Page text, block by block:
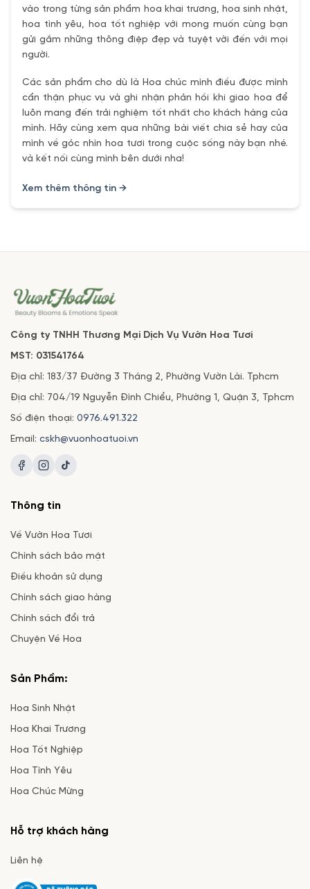
vào trong từng sản phẩm hoa khai trương, hoa sinh nhật,
hoa tình yêu, hoa tốt nghiệp với mong muốn cùng bạn
gửi gắm những thông điệp đẹp và tuyệt vời đến với mọi
người.
Các sản phẩm cho dù là Hoa chúc mình điều được mình
cẩn thận phục vụ và ghi nhận phản hồi khi giao hoa để
luôn mang đến trải nghiệm tốt nhất cho khách hàng của
mình. Hãy cùng xem qua những bài viết chia sẻ hay của
mình về góc nhìn hoa tươi trong cuộc sống này bạn nhé.
và kết nối cùng mình bên dưới nha!
Xem thêm thông tin →
Công ty TNHH Thương Mại Dịch Vụ Vườn Hoa Tươi
MST: 031541764
Địa chỉ: 183/37 Đường 3 Tháng 2, Phường Vườn Lài. Tphcm
Địa chỉ: 704/19 Nguyễn Đình Chiểu, Phường 1, Quận 3, Tphcm
Số điện thoại: 0976.491.322
Email: cskh@vuonhoatuoi.vn
Thông tin
Về Vườn Hoa Tươi
Chính sách bảo mật
Điều khoản sử dụng
Chính sách giao hàng
Chính sách đổi trả
Chuyện Về Hoa
Sản Phẩm:
Hoa Sinh Nhật
Hoa Khai Trương
Hoa Tốt Nghiệp
Hoa Tình Yêu
Hoa Chúc Mừng
Hỗ trợ khách hàng
Liên hệ